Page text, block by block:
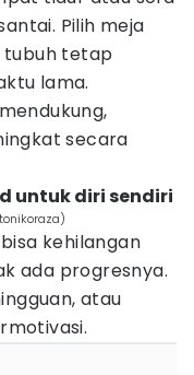
Pilih meja
tubuh tetap
lama.
secara
untuk diri sendiri
kehilangan
ada progresnya.
atau